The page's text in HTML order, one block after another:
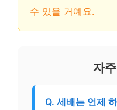
수 있을 거예요.
자
Q. 세배는 언제